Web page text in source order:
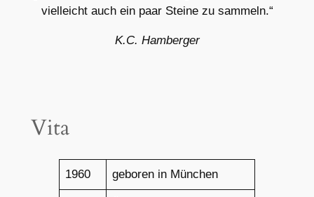
vielleicht auch ein paar Steine zu sammeln.“
K.C. Hamberger
Vita
1960 geboren in München